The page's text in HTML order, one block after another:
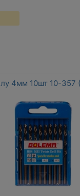
4мм 10шт 10-357